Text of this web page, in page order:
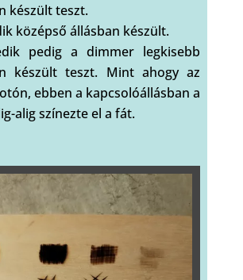
készült teszt.
középső állásban készült.
pedig a dimmer legkisebb
készült teszt. Mint ahogy az
ebben a kapcsolóállásban a
alig színezte el a fát.